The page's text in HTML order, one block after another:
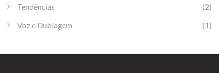
Tendências
(2)
Voz e Dublagem
(1)